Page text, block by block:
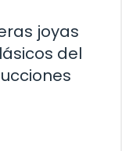
joyas
del